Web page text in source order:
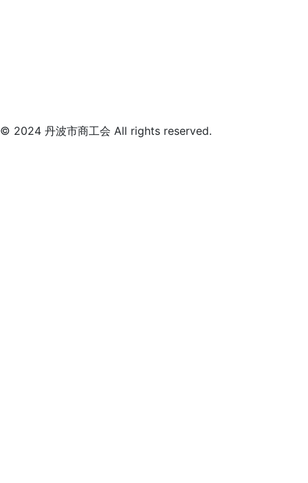
© 2024 丹波市商工会 All rights reserved.